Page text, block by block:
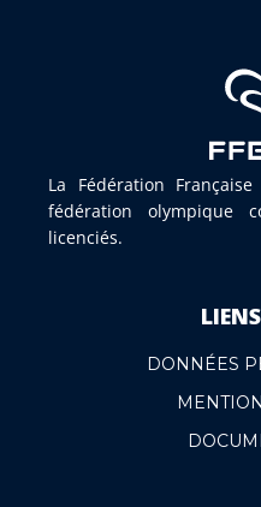
La Fédération
fédération olympique
licenciés.
DONNÉES